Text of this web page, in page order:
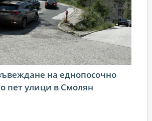
на еднопосочно
пет улици в Смолян